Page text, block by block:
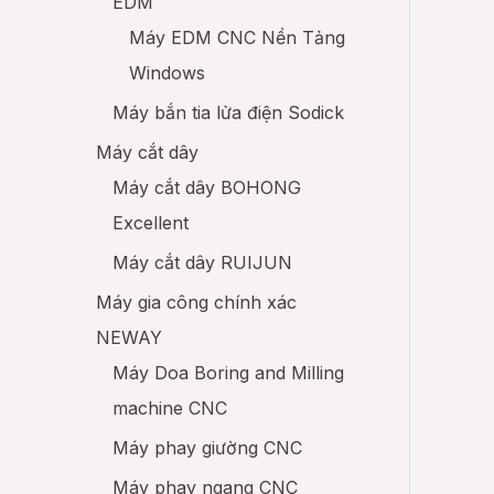
Máy EDM CNC Nền Tảng
Windows
Máy bắn tia lửa điện Sodick
Máy cắt dây
Máy cắt dây BOHONG
Excellent
Máy cắt dây RUIJUN
Máy gia công chính xác
NEWAY
Máy Doa Boring and Milling
machine CNC
Máy phay giường CNC
Máy phay ngang CNC